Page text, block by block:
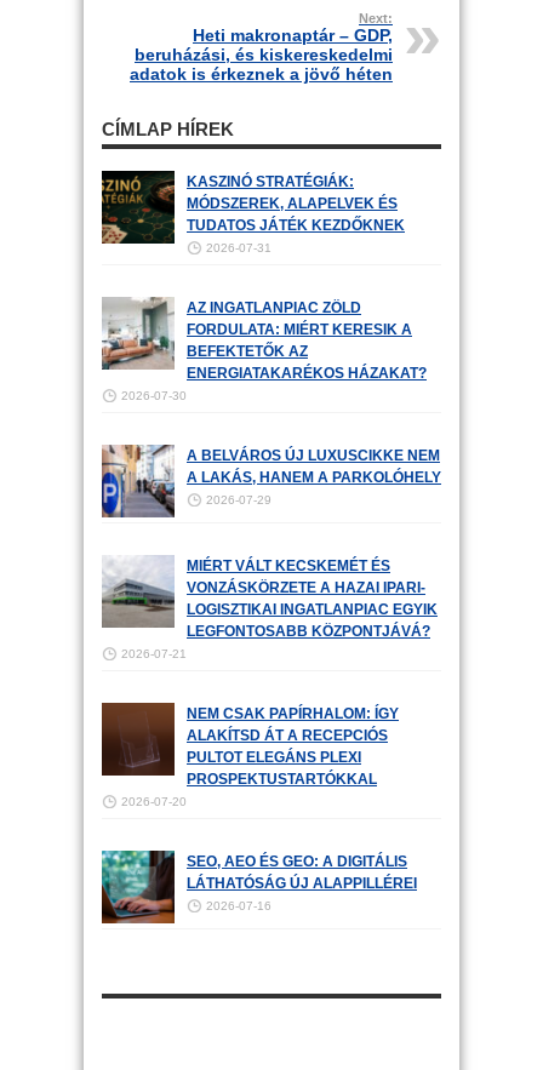
Next:
Heti makronaptár – GDP,
beruházási, és kiskereskedelmi
adatok is érkeznek a jövő héten
CÍMLAP HÍREK
KASZINÓ STRATÉGIÁK:
MÓDSZEREK, ALAPELVEK ÉS
TUDATOS JÁTÉK KEZDŐKNEK
2026-07-31
AZ INGATLANPIAC ZÖLD
FORDULATA: MIÉRT KERESIK A
BEFEKTETŐK AZ
ENERGIATAKARÉKOS HÁZAKAT?
2026-07-30
A BELVÁROS ÚJ LUXUSCIKKE NEM
A LAKÁS, HANEM A PARKOLÓHELY
2026-07-29
MIÉRT VÁLT KECSKEMÉT ÉS
VONZÁSKÖRZETE A HAZAI IPARI-
LOGISZTIKAI INGATLANPIAC EGYIK
LEGFONTOSABB KÖZPONTJÁVÁ?
2026-07-21
NEM CSAK PAPÍRHALOM: ÍGY
ALAKÍTSD ÁT A RECEPCIÓS
PULTOT ELEGÁNS PLEXI
PROSPEKTUSTARTÓKKAL
2026-07-20
SEO, AEO ÉS GEO: A DIGITÁLIS
LÁTHATÓSÁG ÚJ ALAPPILLÉREI
2026-07-16